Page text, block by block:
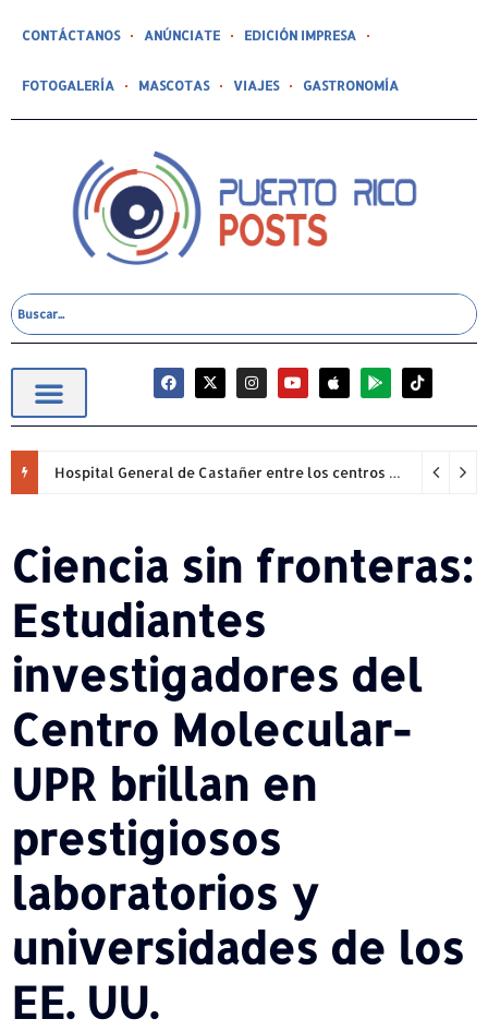
CONTÁCTANOS ANÚNCIATE EDICIÓN IMPRESA
FOTOGALERÍA MASCOTAS VIAJES GASTRONOMÍA
Hospital General de Castañer entre los centros de salud comunitarios con mejor desempeño clínico de Estados Unidos
Ciencia sin fronteras:
Estudiantes
investigadores del
Centro Molecular-
UPR brillan en
prestigiosos
laboratorios y
universidades de los
EE. UU.